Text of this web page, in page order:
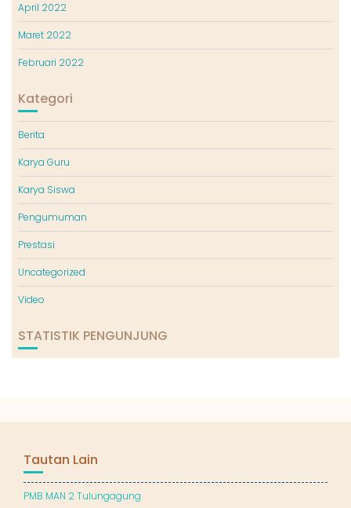
April 2022
Maret 2022
Februari 2022
Kategori
Berita
Karya Guru
Karya Siswa
Pengumuman
Prestasi
Uncategorized
Video
STATISTIK PENGUNJUNG
Tautan Lain
PMB MAN 2 Tulungagung